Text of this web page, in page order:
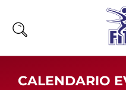
CALENDARIO